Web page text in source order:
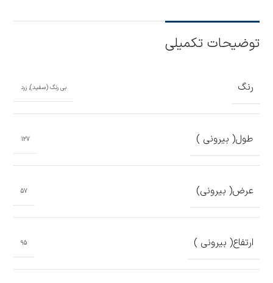
توضیحات تکمیلی
رنگ بی رنگ (سفید), زرد
طول( بیرونی ) 127
عرض( بیرونی) 57
ارتفاع( بیرونی ) 95